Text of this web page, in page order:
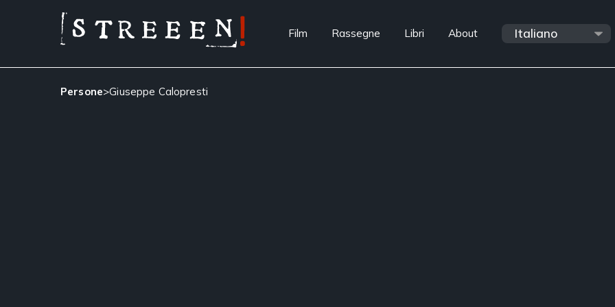
Film Rassegne Libri About
Persone>Giuseppe Calopresti